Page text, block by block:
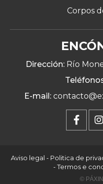
Corpos
Dirección:Río
E-mail:
Aviso legal - Politica de
-Termos e
©